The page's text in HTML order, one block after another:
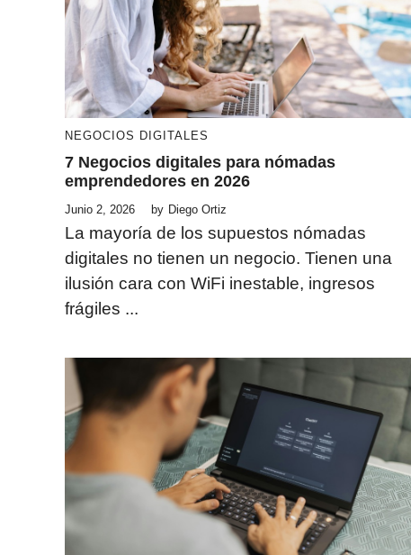
NEGOCIOS DIGITALES
7 Negocios digitales para nómadas
emprendedores en 2026
Junio 2, 2026 by Diego Ortiz
La mayoría de los supuestos nómadas
digitales no tienen un negocio. Tienen una
ilusión cara con WiFi inestable, ingresos
frágiles ...